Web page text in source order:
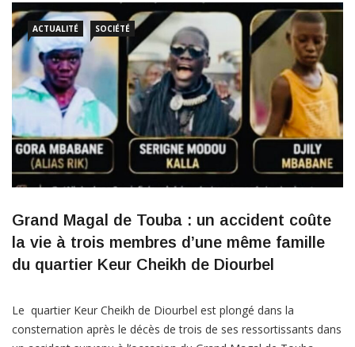
ACTUALITÉ SOCIÉTÉ
Grand Magal de Touba : un accident coûte
la vie à trois membres d’une même famille
du quartier Keur Cheikh de Diourbel
Le quartier Keur Cheikh de Diourbel est plongé dans la
consternation après le décès de trois de ses ressortissants dans